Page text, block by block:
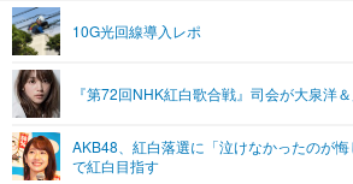
グラビア
ショッピング
ライフTOP
リリース一覧
プッシュ通知の停止方法
10G光回線導入レポ
『第72回NHK紅白歌合戦』司会が大泉洋
AKB48、紅白落選に「泣けなかったのが
で紅白目指す